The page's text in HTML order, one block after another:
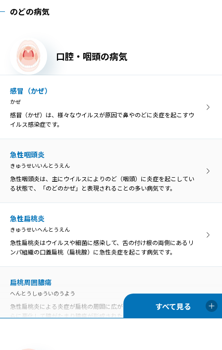
のどの病気
口腔・咽頭の病気
感冒（かぜ）
かぜ
感冒（かぜ）は、様々なウイルスが原因で鼻やのどに炎症を起こすウ
イルス感染症です。
急性咽頭炎
きゅうせいいんとうえん
急性咽頭炎は、主にウイルスによりのど（咽頭）に炎症を起こしてい
る状態で、「のどのかぜ」と表現されることの多い病気です。
急性扁桃炎
きゅうせいへんとうえん
急性扁桃炎はウイルスや細菌に感染して、舌の付け根の両側にあるリ
ンパ組織の口蓋扁桃（扁桃腺）に急性炎症を起こす病気です。
扁桃周囲膿瘍
へんとうしゅういのうよう
急性扁桃炎による炎症が扁桃の周囲に広がったものを扁桃周囲炎、さ
らに悪化して膿がたまり膿瘍が形成された状態を扁桃周囲膿瘍といい